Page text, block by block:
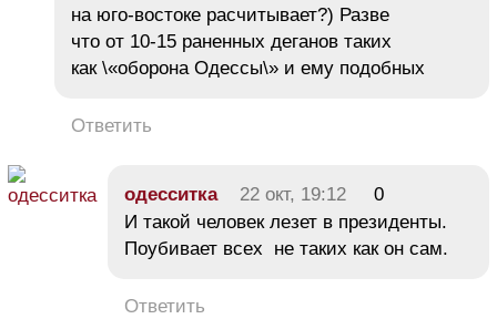
на юго-востоке расчитывает?) Разве
что от 10-15 раненных деганов таких
как \«оборона Одессы\» и ему подобных
Ответить
одесситка 22 окт, 19:12
0
И такой человек лезет в президенты.
Поубивает всех не таких как он сам.
Ответить